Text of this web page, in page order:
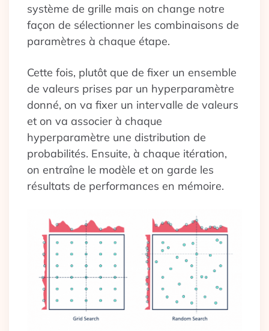
système de grille mais on change notre
façon de sélectionner les combinaisons de
paramètres à chaque étape.
Cette fois, plutôt que de fixer un ensemble
de valeurs prises par un hyperparamètre
donné, on va fixer un intervalle de valeurs
et on va associer à chaque
hyperparamètre une distribution de
probabilités. Ensuite, à chaque itération,
on entraîne le modèle et on garde les
résultats de performances en mémoire.